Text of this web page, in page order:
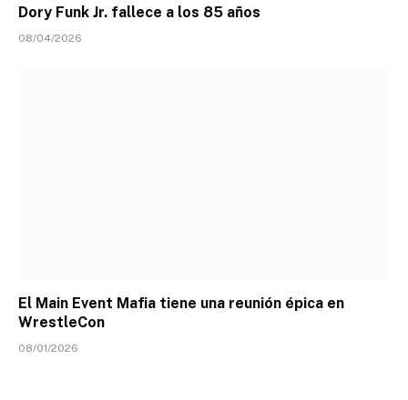
Dory Funk Jr. fallece a los 85 años
08/04/2026
El Main Event Mafia tiene una reunión épica en
WrestleCon
08/01/2026